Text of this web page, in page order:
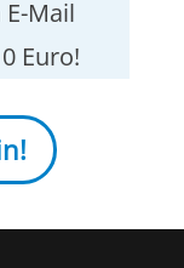
Mail
Euro!